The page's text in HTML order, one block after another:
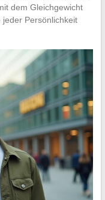
dem Gleichgewicht
Persönlichkeit